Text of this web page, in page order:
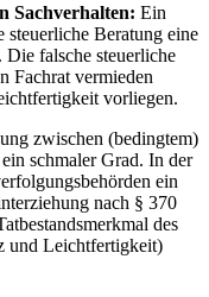
Sachverhalten: Ein
Beratung eine
falsche steuerliche
Fachrat vermieden
vorliegen.
zwischen (bedingtem)
schmaler Grad. In der
ein
nach § 370
des
und Leichtfertigkeit)